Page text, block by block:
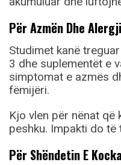
Për Azmën Dhe
Studimet kanë
3 dhe suplementët e
simptomat e azmës
fëmijëri.
Kjo vlen për nënat që
peshku. Impakti do
Për Shëndetin E